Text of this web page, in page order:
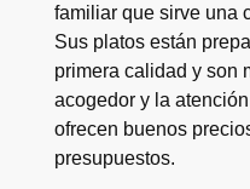
familiar que sirve una
Sus platos están
primera calidad y son
acogedor y la
ofrecen buenos
presupuestos.